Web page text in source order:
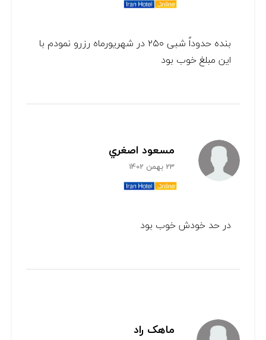
بنده حدوداً شبی ۲۵۰ در شهریورماه رزرو نمودم با
این مبلغ خوب بود
مسعود اصغري
23 بهمن 1402
در حد خودش خوب بود
ماهک راد